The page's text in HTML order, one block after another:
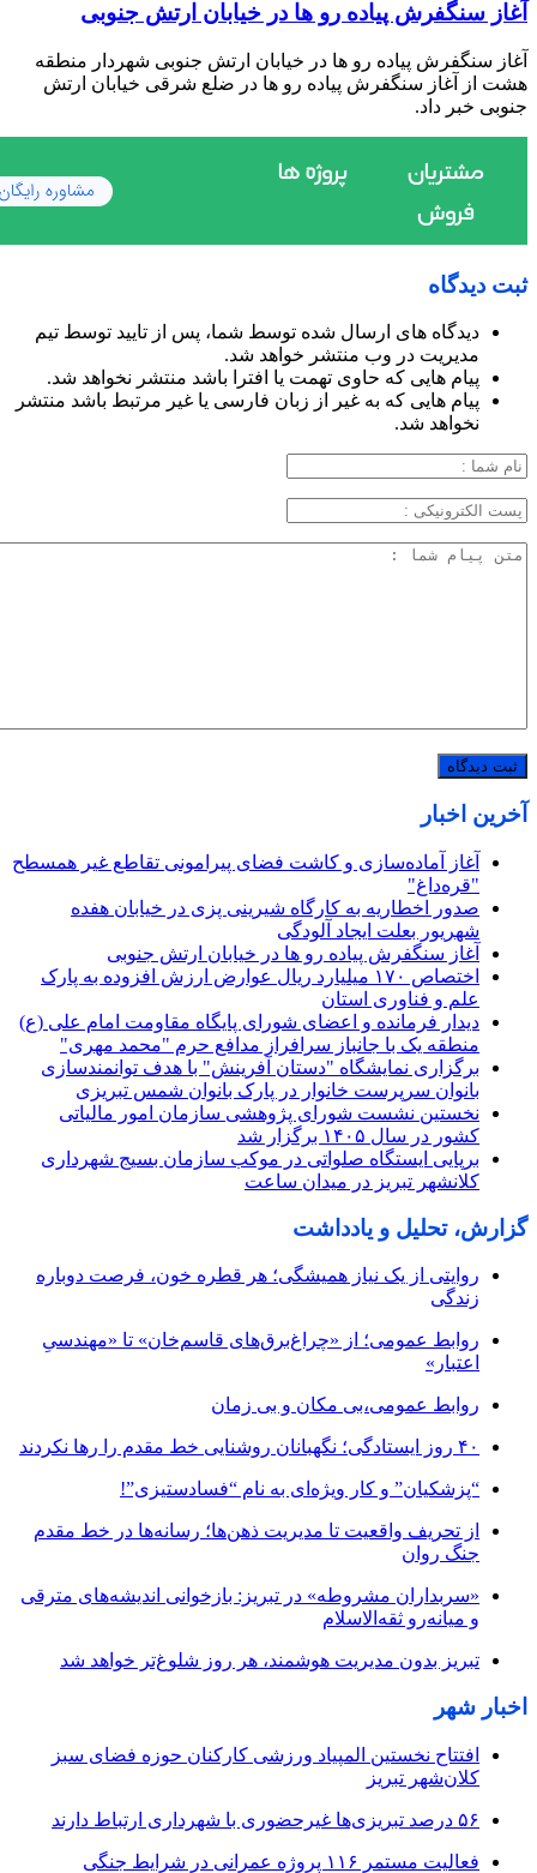
آغاز سنگفرش پیاده رو ها در خیابان ارتش جنوبی
آغاز سنگفرش پیاده رو ها در خیابان ارتش جنوبی شهردار منطقه
هشت از آغاز سنگفرش پیاده رو ها در ضلع شرقی خیابان ارتش
جنوبی خبر داد.
ثبت دیدگاه
دیدگاه های ارسال شده توسط شما، پس از تایید توسط تیم
مدیریت در وب منتشر خواهد شد.
پیام هایی که حاوی تهمت یا افترا باشد منتشر نخواهد شد.
پیام هایی که به غیر از زبان فارسی یا غیر مرتبط باشد منتشر
نخواهد شد.
آخرین اخبار
آغاز آماده‌سازی و کاشت فضای پیرامونی تقاطع غیر همسطح
"قره‌داغ"
صدور اخطاریه به کارگاه شیرینی پزی در خیابان هفده
شهریور بعلت ایجاد آلودگی
آغاز سنگفرش پیاده رو ها در خیابان ارتش جنوبی
اختصاص ۱۷۰ میلیارد ریال عوارض ارزش افزوده به پارک
علم و فناوری استان
دیدار فرمانده و اعضای شورای پایگاه مقاومت امام علی (ع)
منطقه یک با جانباز سرافراز مدافع حرم "محمد مهری"
برگزاری نمایشگاه "دستان آفرینش" با هدف توانمندسازی
بانوان سرپرست خانوار در پارک بانوان شمس تبریزی
نخستین نشست شورای پژوهشی سازمان امور مالیاتی
کشور در سال ۱۴۰۵ برگزار شد
برپایی ایستگاه صلواتی در موکب سازمان بسیج شهرداری
کلانشهر تبریز در میدان ساعت
گزارش، تحلیل و یادداشت
روایتی از یک نیاز همیشگی؛ هر قطره خون، فرصت دوباره
زندگی
روابط عمومی؛ از «چراغ‌برق‌های قاسم‌خان» تا «مهندسیِ
اعتبار»
روابط عمومی،بی مکان و بی زمان
۴۰ روز ایستادگی؛ نگهبانان روشنایی خط مقدم را رها نکردند
“پزشکیان” و کار ویژه‌ای به نام “فسادستیزی”!
از تحریف واقعیت تا مدیریت ذهن‌ها؛ رسانه‌ها در خط مقدم
جنگ روان
«سربداران مشروطه» در تبریز: بازخوانی اندیشه‌های مترقی
و میانه‌رو ثقه‌الاسلام
تبریز بدون مدیریت هوشمند، هر روز شلوغ‌تر خواهد شد
اخبار شهر
افتتاح نخستین المپیاد ورزشی کارکنان حوزه فضای سبز
کلان‌شهر تبریز
۵۶ درصد تبریزی‌ها غیرحضوری با شهرداری ارتباط دارند
فعالیت مستمر ۱۱۶ پروژه عمرانی در شرایط جنگی